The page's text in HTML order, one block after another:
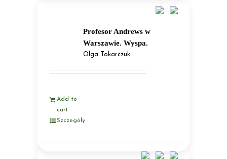
Profesor Andrews w
Warszawie. Wyspa.
Olga Tokarczuk
Add to
cart
Szczegóły